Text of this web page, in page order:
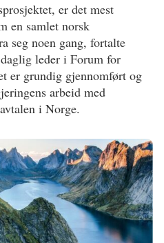
er det mest
en samlet norsk
seg noen gang, fortalte
leder i Forum for
er grundig gjennomført og
arbeid med
i Norge.